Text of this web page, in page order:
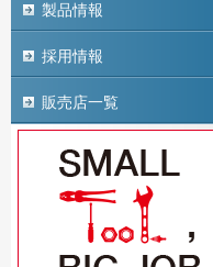
製品情報
採用情報
販売店一覧